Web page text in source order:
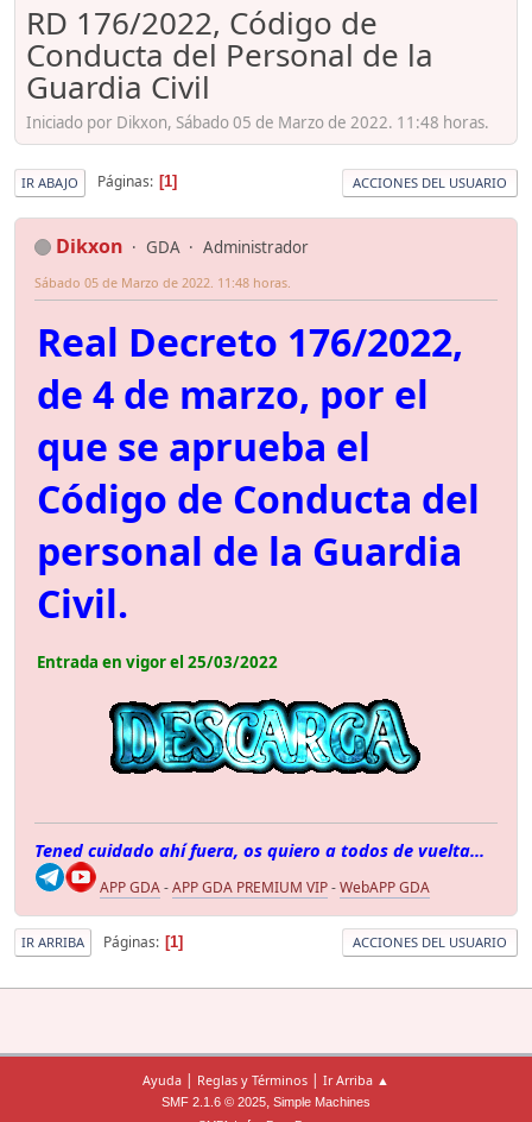
RD 176/2022, Código de
Conducta del Personal de la
Guardia Civil
Iniciado por Dikxon, Sábado 05 de Marzo de 2022. 11:48 horas.
IR ABAJO Páginas 1 ACCIONES DEL USUARIO
Dikxon GDA Administrador
Sábado 05 de Marzo de 2022. 11:48 horas.
Real Decreto 176/2022,
de 4 de marzo, por el
que se aprueba el
Código de Conducta del
personal de la Guardia
Civil.
Entrada en vigor el 25/03/2022
Tened cuidado ahí fuera, os quiero a todos de vuelta...
APP GDA-APP GDA PREMIUM VIP-WebAPP GDA
IR ARRIBA Páginas 1 ACCIONES DEL USUARIO
Ayuda | Reglas y Términos | Ir Arriba ▲
SMF 2.1.6 © 2025, Simple Machines